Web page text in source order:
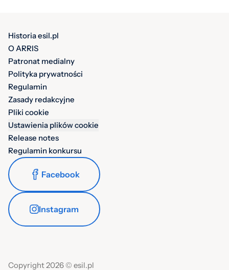
Historia esil.pl
O ARRIS
Patronat medialny
Polityka prywatności
Regulamin
Zasady redakcyjne
Pliki cookie
Ustawienia plików cookie
Release notes
Regulamin konkursu
Facebook
Instagram
Copyright 2026 © esil.pl